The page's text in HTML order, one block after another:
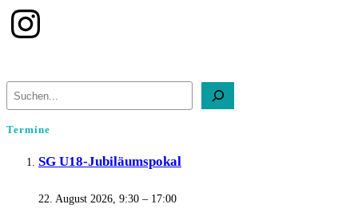
Instagram
Suchen
Termine
SG U18-Jubiläumspokal
22. August 2026, 9:30 – 17:00